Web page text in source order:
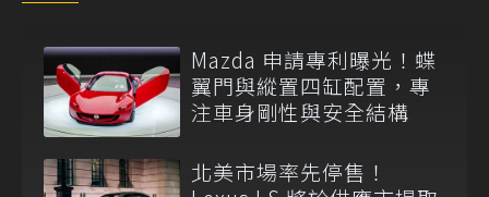
Mazda 申請專利曝光！蝶
翼門與縱置四缸配置，專
注車身剛性與安全結構
北美市場率先停售！